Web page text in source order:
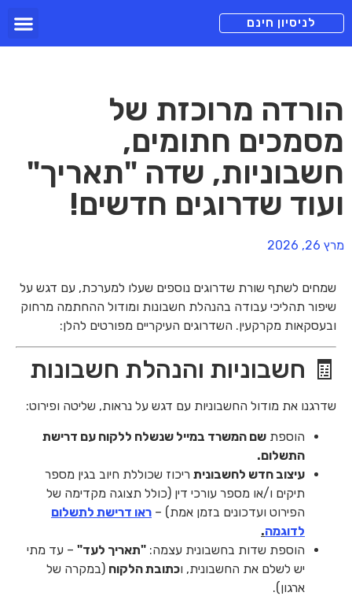
לניסיון חינם
הורדה מרוכזת של
מסמכים חתומים,
חשבוניות, שדה "תאריך"
ועוד שדרוגים חדשים!
מרץ 26, 2026
שמחים לשתף שורת שדרוגים נוספים שעלו למערכת, עם דגש על
שיפור תהליכי עבודה בהנהלת חשבונות ומודול ההחתמה מרחוק
ובעסקאות מקרקעין. השדרוגים העיקריים מפורטים להלן:
🧾 חשבוניות והנהלת חשבונות
שדרגנו את מודול החשבוניות עם דגש על נראות, שליטה ופירוט:
הוספת שם המשרד במייל שנשלח ללקוח עם דרישת
התשלום.
עיצוב חדש לחשבונית ריכוז שכוללת חיוב בגין מספר
תיקים ו/או מספר עורכי דין (כולל תצוגה מקדימה של
הפירוט ועדכונים בזמן אמת) – ראו דרישת לתשלום
לדוגמה.
הוספת שדות בחשבונית עצמה: "תאריך לעד" – עד מתי
יש לשלם את החשבונית, וכתובת הלקוח (במקרה של
ארגון).